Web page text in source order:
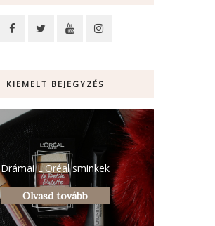
KIEMELT BEJEGYZÉS
Drámai L'Oréal sminkek
Olvasd tovább